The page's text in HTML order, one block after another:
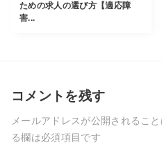
ための求人の選び方【適応障
害...
コメントを残す
メールアドレスが公開されること
る欄は必須項目です